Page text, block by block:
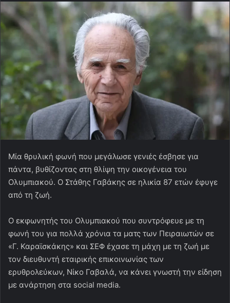
Μία θρυλική φωνή που μεγάλωσε γενιές έσβησε για
πάντα, βυθίζοντας στη θλίψη την οικογένεια του
Ολυμπιακού. Ο Στάθης Γαβάκης σε ηλικία 87 ετών έφυγε
από τη ζωή.
Ο εκφωνητής του Ολυμπιακού που συντρόφευε με τη
φωνή του για πολλά χρόνια τα ματς των Πειραιωτών σε
«Γ. Καραϊσκάκης» και ΣΕΦ έχασε τη μάχη με τη ζωή με
τον διευθυντή εταιρικής επικοινωνίας των
ερυθρολεύκων, Νίκο Γαβαλά, να κάνει γνωστή την είδηση
με ανάρτηση στα social media.